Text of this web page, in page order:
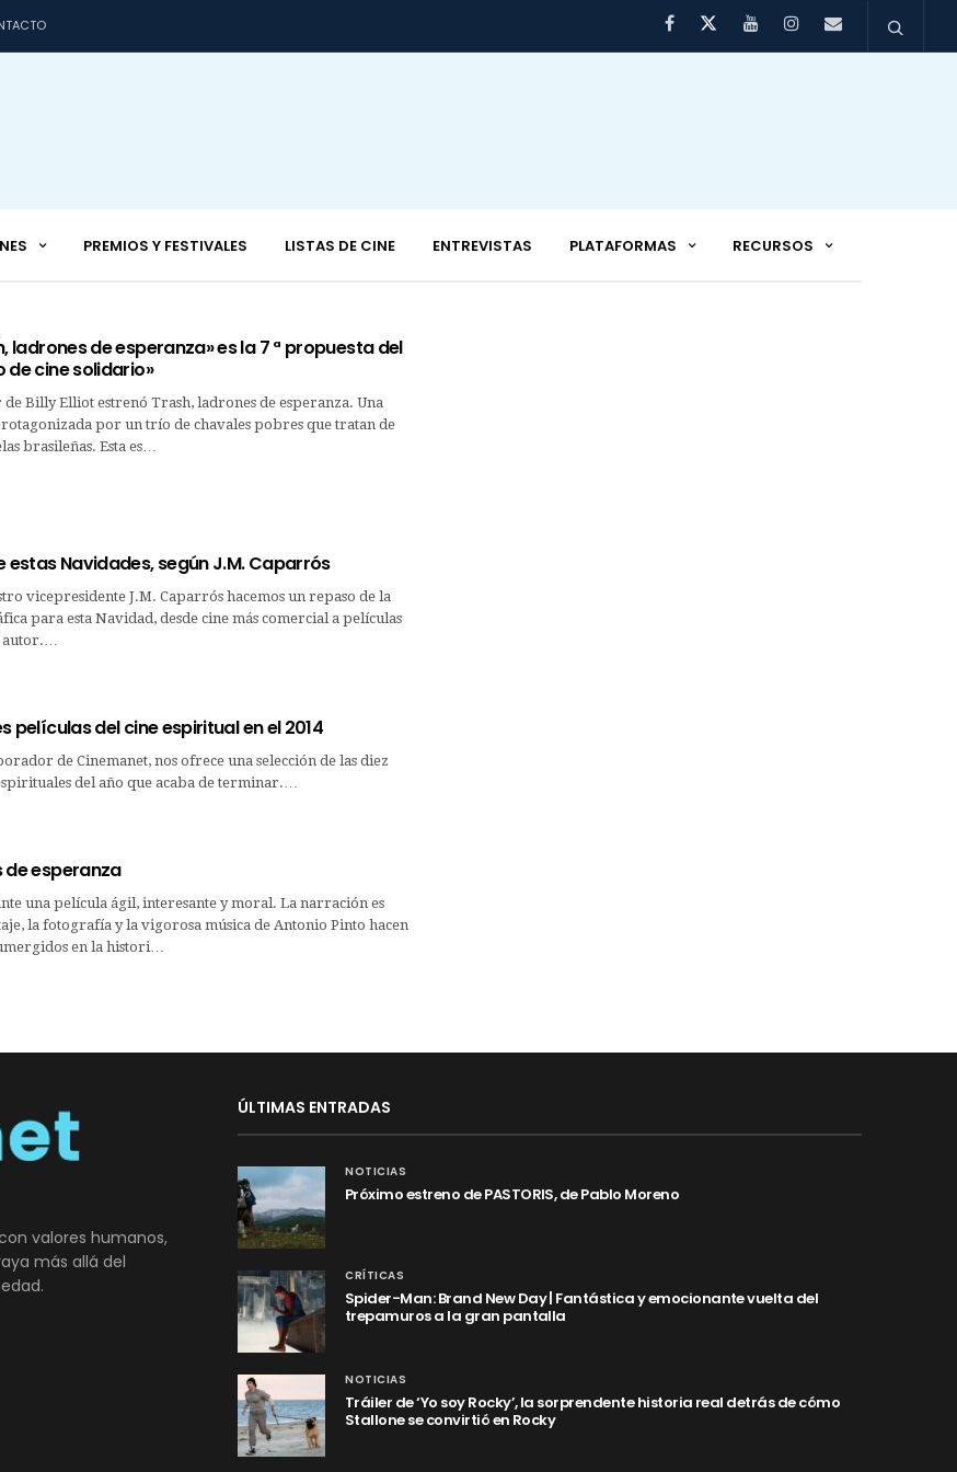
PREMIOS Y FESTIVALES LISTAS DE CINE ENTREVISTAS PLATAFORMAS RECURSOS
ladrones de esperanza» es la 7 ª propuesta del
de cine solidario»
de Billy Elliot estrenó Trash, ladrones de esperanza. Una
por un trío de chavales pobres que tratan de
brasileñas. Esta es…
estas Navidades, según J.M. Caparrós
vicepresidente J.M. Caparrós hacemos un repaso de la
para esta Navidad, desde cine más comercial a películas
autor.…
películas del cine espiritual en el 2014
de Cinemanet, nos ofrece una selección de las diez
del año que acaba de terminar.…
de esperanza
una película ágil, interesante y moral. La narración es
la fotografía y la vigorosa música de Antonio Pinto hacen
en la histori…
valores humanos,
más allá del
ÚLTIMAS ENTRADAS
NOTICIAS
Próximo estreno de PASTORIS, de Pablo Moreno
CRÍTICAS
Spider-Man: Brand New Day | Fantástica y emocionante vuelta del
trepamuros a la gran pantalla
NOTICIAS
Tráiler de ‘Yo soy Rocky’, la sorprendente historia real detrás de cómo
Stallone se convirtió en Rocky